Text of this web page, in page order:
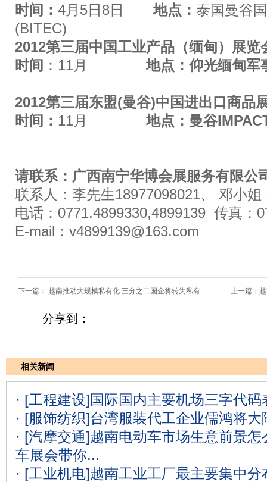
时间 ： 4月 5日8日 地点 ： 泰国曼谷
(BITEC)
2012第三届中国工业产品（缅甸）展览
时间 ： 11月 地点： 仰光缅甸军
2012第三届东盟(曼谷)中国进出口商品
时间： 11月 地点： 曼谷
请联系：广西南宁华博会展服务有限公
联系人：李先生18977098021、 邓小姐
电话： 0771.4899330,4899139 传真：
E-mail： v4899139@163.com
下一篇： 越南推动大规模私有化 三分之二国企将转为私有 上一篇：
分享到：
相关新闻
· [工程建设]国际国内主要机场三字代码
· [服饰纺织]台湾服装代工企业儒鸿将
· [汽摩交通]越南电动车市场生意前景
车展会带你...
· [工业机电]越南工业工厂最主要集中分